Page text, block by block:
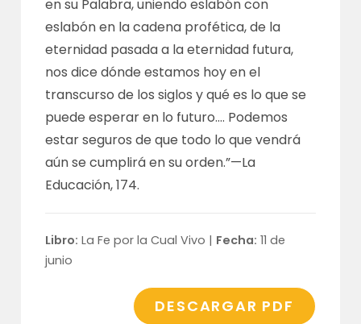
en su Palabra, uniendo eslabón con
eslabón en la cadena profética, de la
eternidad pasada a la eternidad futura,
nos dice dónde estamos hoy en el
transcurso de los siglos y qué es lo que se
puede esperar en lo futuro…. Podemos
estar seguros de que todo lo que vendrá
aún se cumplirá en su orden.”—La
Educación, 174.
Libro: La Fe por la Cual Vivo | Fecha: 11 de
junio
DESCARGAR PDF